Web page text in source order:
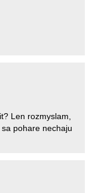
Len rozmyslam,
pohare nechaju